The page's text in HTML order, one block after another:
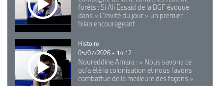
forêts : Si Ali Essaid de la DGF évoque
dans « L'Invité du jour » un premier
bilan encourageant
Catégorie
Histoire
05/07/2026 - 14:12
Noureddine Amara : « Nous savons ce
qu’a été la colonisation et nous l’avons
combattue de la meilleure des façons »